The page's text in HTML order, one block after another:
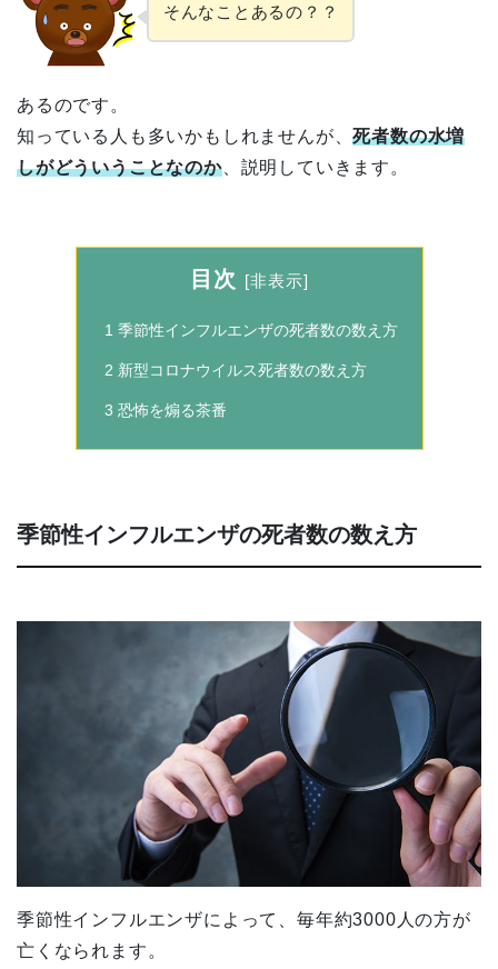
そんなことあるの？？
あるのです。
知っている人も多いかもしれませんが、死者数の水増
しがどういうことなのか、説明していきます。
目次 [非表示]
1 季節性インフルエンザの死者数の数え方
2 新型コロナウイルス死者数の数え方
3 恐怖を煽る茶番
季節性インフルエンザの死者数の数え方
季節性インフルエンザによって、毎年約3000人の方が
亡くなられます。